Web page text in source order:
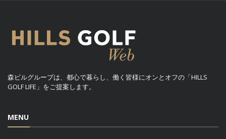
森ビルグループは、都心で暮らし、働く皆様にオンとオフの「HILLS
GOLF LIFE」をご提案します。
MENU